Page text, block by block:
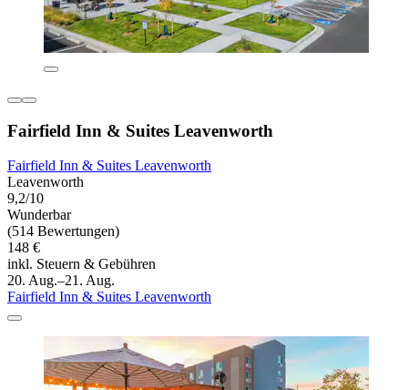
Fairfield Inn & Suites Leavenworth
Fairfield Inn & Suites Leavenworth
Leavenworth
9,2/10
Wunderbar
(514 Bewertungen)
148 €
inkl. Steuern & Gebühren
20. Aug.–21. Aug.
Fairfield Inn & Suites Leavenworth